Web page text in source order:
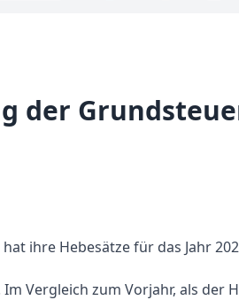
der
ihre Hebesätze für das Jahr
Vergleich zum Vorjahr, als der